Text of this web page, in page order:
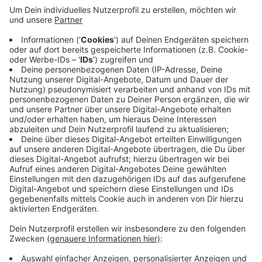
Antworten. Demnach liegt unsere Uni auf Platz 12,
Professorinnen und Professoren geht. Der liegt
hier bei 30 Prozent. Auch unter den Studierenden
ist der Frauenanteil mit 54 Prozent etwas über
dem Durchschnitt. Deutlich weiter oben, auf Platz
sieben, steht die Uni beim Frauenanteil der
Leitungskräfte der einzelnen Fachbereiche.
Veröffentlicht:Montag, 28.08.2023 14:23
Anzeige
Anzeige